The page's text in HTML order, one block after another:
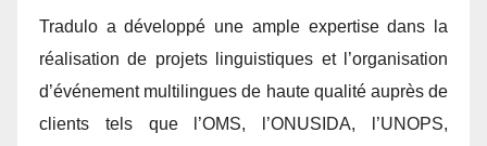
Tradulo a développé une ample expertise dans la
réalisation de projets linguistiques et l’organisation
d’événement multilingues de haute qualité auprès de
clients tels que l’OMS, l’ONUSIDA, l’UNOPS,